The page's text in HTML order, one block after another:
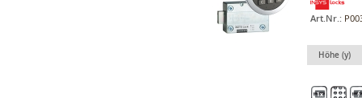
Art.Nr.:
Höhe (y)